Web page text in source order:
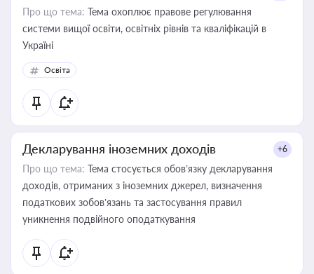
Про що тема: Тема охоплює правове регулювання
системи вищої освіти, освітніх рівнів та кваліфікацій в
Україні
Освіта
Декларування іноземних доходів +6
Про що тема: Тема стосується обов’язку декларування
доходів, отриманих з іноземних джерел, визначення
податкових зобов’язань та застосування правил
уникнення подвійного оподаткування